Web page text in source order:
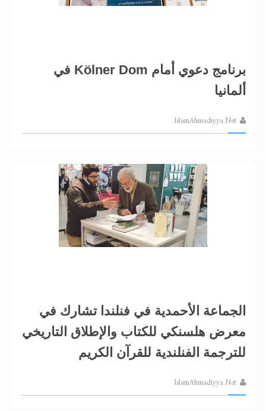
برنامج دعوي أمام Kölner Dom في
ألمانيا
IslamAhmadiyya.Net
الجماعة الأحمدية في فنلندا تشارك في
معرض هلسنكي للكتاب والإطلاق التاريخي
للترجمة الفنلندية للقرآن الكريم
IslamAhmadiyya.Net